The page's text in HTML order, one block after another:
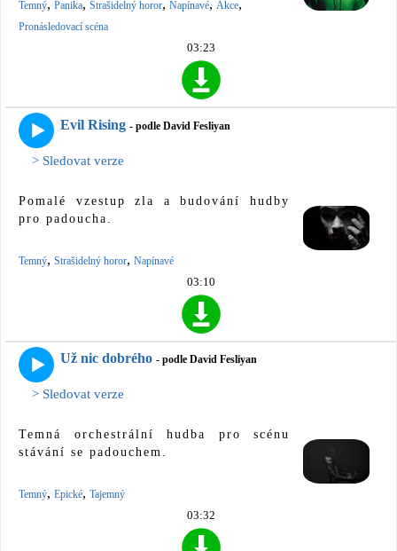
Temný, Panika, Strašidelný horor, Napínavé, Akce,
Pronásledovací scéna
03:23
Evil Rising - podle David Fesliyan
> Sledovat verze
Pomalé vzestup zla a budování hudby
pro padoucha.
Temný, Strašidelný horor, Napínavé
03:10
Už nic dobrého - podle David Fesliyan
> Sledovat verze
Temná orchestrální hudba pro scénu
stávání se padouchem.
Temný, Epické, Tajemný
03:32